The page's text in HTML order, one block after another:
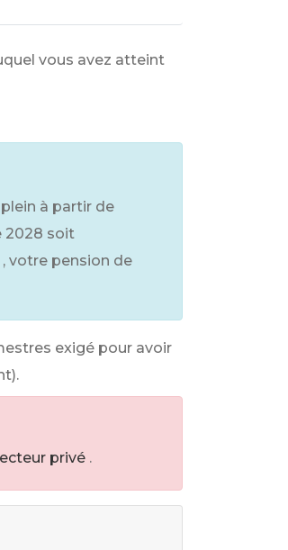
vous avez atteint
à partir de
2028 soit
votre pension de
exigé pour avoir
privé .